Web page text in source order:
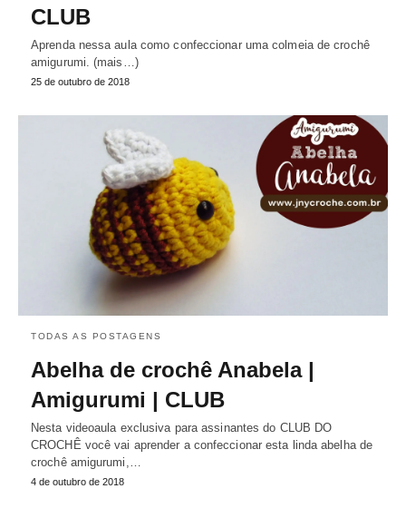
CLUB
Aprenda nessa aula como confeccionar uma colmeia de crochê
amigurumi. (mais…)
25 de outubro de 2018
TODAS AS POSTAGENS
Abelha de crochê Anabela |
Amigurumi | CLUB
Nesta videoaula exclusiva para assinantes do CLUB DO
CROCHÊ você vai aprender a confeccionar esta linda abelha de
crochê amigurumi,…
4 de outubro de 2018